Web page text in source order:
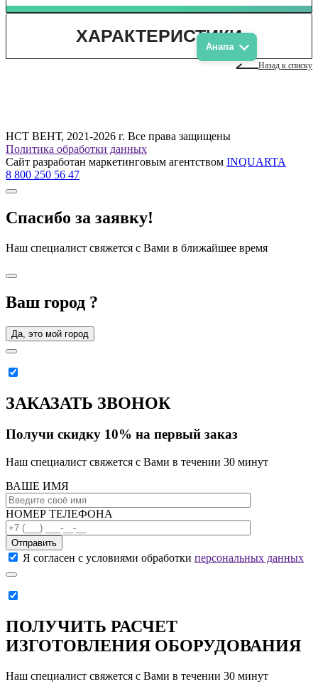
Анапа
ХАРАКТЕРИСТИКИ
Назад к списку
НСТ ВЕНТ, 2021-2026 г. Все права защищены
Политика обработки данных
Сайт разработан маркетинговым агентством INQUARTA
8 800 250 56 47
Спасибо за заявку!
Наш специалист свяжется с Вами в ближайшее время
Ваш город ?
Да, это мой город
ЗАКАЗАТЬ ЗВОНОК
Получи скидку 10% на первый заказ
Наш специалист свяжется с Вами в течении 30 минут
ВАШЕ ИМЯ
НОМЕР ТЕЛЕФОНА
Отправить
Я согласен с условиями обработки персональных данных
ПОЛУЧИТЬ РАСЧЕТ
ИЗГОТОВЛЕНИЯ ОБОРУДОВАНИЯ
Наш специалист свяжется с Вами в течении 30 минут